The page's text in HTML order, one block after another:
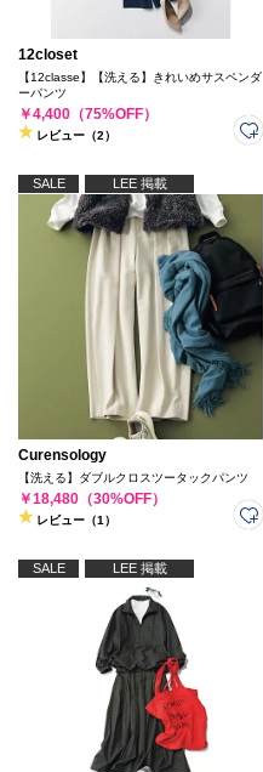
12closet
【12classe】【洗える】きれいめサスペンダ
ーパンツ
￥4,400（75%OFF）
レビュー（2）
SALE LEE 掲載
Curensology
【洗える】ダブルクロスツータックパンツ
￥18,480（30%OFF）
レビュー（1）
SALE LEE 掲載